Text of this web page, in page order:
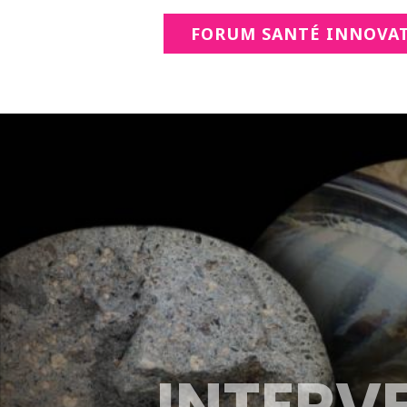
FORUM SANTÉ